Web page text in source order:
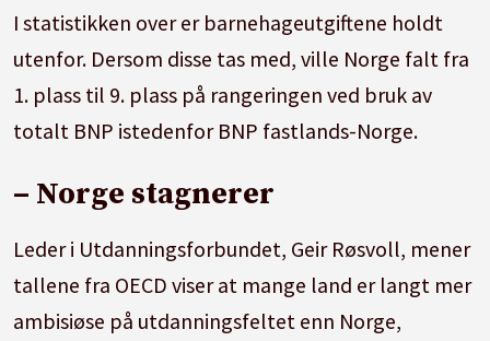
I statistikken over er barnehageutgiftene holdt
utenfor. Dersom disse tas med, ville Norge falt fra
1. plass til 9. plass på rangeringen ved bruk av
totalt BNP istedenfor BNP fastlands-Norge.
– Norge stagnerer
Leder i Utdanningsforbundet, Geir Røsvoll, mener
tallene fra OECD viser at mange land er langt mer
ambisiøse på utdanningsfeltet enn Norge,